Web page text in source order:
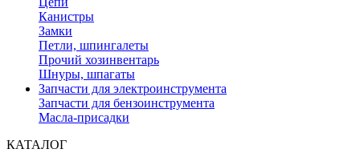
Канистры
Замки
Петли, шпингалеты
Прочий хозинвентарь
Шнуры, шпагаты
Запчасти для электроинструмента
Запчасти для бензоинструмента
Масла-присадки
КАТАЛОГ